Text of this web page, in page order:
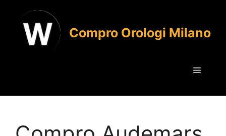
contenuto
Compro Orologi Milano
Menu